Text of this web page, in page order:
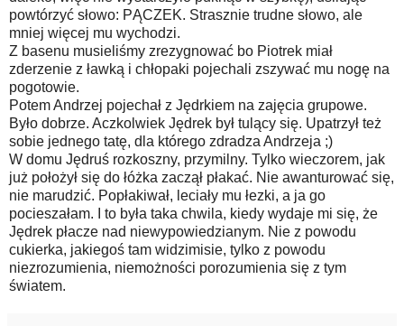
powtórzyć słowo: PĄCZEK. Strasznie trudne słowo, ale
mniej więcej mu wychodzi.
Z basenu musieliśmy zrezygnować bo Piotrek miał
zderzenie z ławką i chłopaki pojechali zszywać mu nogę na
pogotowie.
Potem Andrzej pojechał z Jędrkiem na zajęcia grupowe.
Było dobrze. Aczkolwiek Jędrek był tulący się. Upatrzył też
sobie jednego tatę, dla którego zdradza Andrzeja ;)
W domu Jędruś rozkoszny, przymilny. Tylko wieczorem, jak
już położył się do łóżka zaczął płakać. Nie awanturować się,
nie marudzić. Popłakiwał, leciały mu łezki, a ja go
pocieszałam. I to była taka chwila, kiedy wydaje mi się, że
Jędrek płacze nad niewypowiedzianym. Nie z powodu
cukierka, jakiegoś tam widzimisie, tylko z powodu
niezrozumienia, niemożności porozumienia się z tym
światem.